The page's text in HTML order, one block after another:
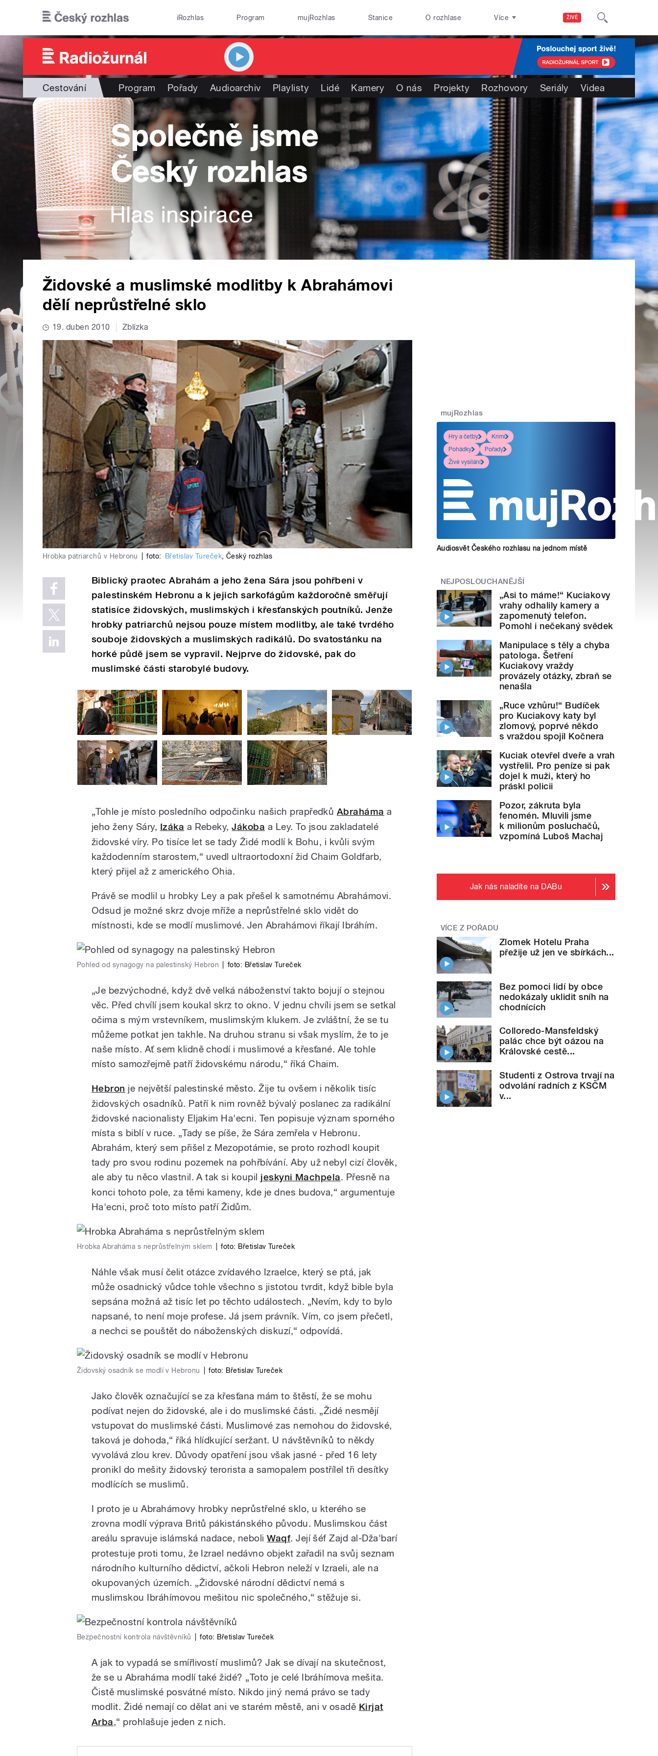
ŽIVĚ
iRozhlas Program mujRozhlas Stanice O rozhlase Více
Cestování Program Pořady Audioarchiv Playlisty Lidé Kamery O nás Projekty Rozhovory Seriály Videa
Židovské a muslimské modlitby k Abrahámovi
dělí neprůstřelné sklo
19. duben 2010 Zblízka
Hrobka patriarchů v Hebronu foto: Břetislav Tureček, Český rozhlas
Biblický praotec Abrahám a jeho žena Sára jsou pohřbeni v
palestinském Hebronu a k jejich sarkofágům každoročně směřují
statisíce židovských, muslimských i křesťanských poutníků. Jenže
hrobky patriarchů nejsou pouze místem modlitby, ale také tvrdého
souboje židovských a muslimských radikálů. Do svatostánku na
horké půdě jsem se vypravil. Nejprve do židovské, pak do
muslimské části starobylé budovy.
„Tohle je místo posledního odpočinku našich prapředků Abraháma a
jeho ženy Sáry, Izáka a Rebeky,Jákoba a Ley. To jsou zakladatelé
židovské víry. Po tisíce let se tady Židé modlí k Bohu, i kvůli svým
každodenním starostem,“ uvedl ultraortodoxní žid Chaim Goldfarb,
který přijel až z amerického Ohia.
Právě se modlil u hrobky Ley a pak přešel k samotnému Abrahámovi.
Odsud je možné skrz dvoje mříže a neprůstřelné sklo vidět do
místnosti, kde se modlí muslimové. Jen Abrahámovi říkají Ibráhím.
Pohled od synagogy na palestinský Hebron foto: Břetislav Tureček
„Je bezvýchodné, když dvě velká náboženství takto bojují o stejnou
věc. Před chvílí jsem koukal skrz to okno. V jednu chvíli jsem se setkal
očima s mým vrstevníkem, muslimským klukem. Je zvláštní, že se tu
můžeme potkat jen takhle. Na druhou stranu si však myslím, že to je
naše místo. Ať sem klidně chodí i muslimové a křesťané. Ale tohle
místo samozřejmě patří židovskému národu,“ říká Chaim.
Hebron je největší palestinské město. Žije tu ovšem i několik tisíc
židovských osadníků. Patří k nim rovněž bývalý poslanec za radikální
židovské nacionalisty Eljakim Ha'ecni. Ten popisuje význam sporného
místa s biblí v ruce. „Tady se píše, že Sára zemřela v Hebronu.
Abrahám, který sem přišel z Mezopotámie, se proto rozhodl koupit
tady pro svou rodinu pozemek na pohřbívání. Aby už nebyl cizí člověk,
ale aby tu něco vlastnil. A tak si koupil jeskyni Machpela. Přesně na
konci tohoto pole, za těmi kameny, kde je dnes budova,“ argumentuje
Ha'ecni, proč toto místo patří Židům.
Hrobka Abraháma s neprůstřelným sklem foto: Břetislav Tureček
Náhle však musí čelit otázce zvídavého Izraelce, který se ptá, jak
může osadnický vůdce tohle všechno s jistotou tvrdit, když bible byla
sepsána možná až tisíc let po těchto událostech. „Nevím, kdy to bylo
napsané, to není moje profese. Já jsem právník. Vím, co jsem přečetl,
a nechci se pouštět do náboženských diskuzí,“ odpovídá.
Židovský osadník se modlí v Hebronu foto: Břetislav Tureček
Jako člověk označující se za křesťana mám to štěstí, že se mohu
podívat nejen do židovské, ale i do muslimské části. „Židé nesmějí
vstupovat do muslimské části. Muslimové zas nemohou do židovské,
taková je dohoda,“ říká hlídkující seržant. U návštěvníků to někdy
vyvolává zlou krev. Důvody opatření jsou však jasné - před 16 lety
pronikl do mešity židovský terorista a samopalem postřílel tři desítky
modlících se muslimů.
I proto je u Abrahámovy hrobky neprůstřelné sklo, u kterého se
zrovna modlí výprava Britů pákistánského původu. Muslimskou část
areálu spravuje islámská nadace, neboliWaqf. Její šéf Zajd al-Dža'barí
protestuje proti tomu, že Izrael nedávno objekt zařadil na svůj seznam
národního kulturního dědictví, ačkoli Hebron neleží v Izraeli, ale na
okupovaných územích. „Židovské národní dědictví nemá s
muslimskou Ibráhímovou mešitou nic společného,“ stěžuje si.
Bezpečnostní kontrola návštěvníků foto: Břetislav Tureček
A jak to vypadá se smířlivostí muslimů? Jak se dívají na skutečnost,
že se u Abraháma modlí také židé? „Toto je celé Ibráhímova mešita.
Čistě muslimské posvátné místo. Nikdo jiný nemá právo se tady
modlit. Židé nemají co dělat ani ve starém městě, ani v osadě Kirjat
Arba,“ prohlašuje jeden z nich.
mujRozhlas
Hry a četby
Krimi
Pohádky
Pořady
Živé vysílání
Audiosvět Českého rozhlasu na jednom místě
NEJPOSLOUCHANĚJŠÍ
„Asi to máme!“ Kuciakovy
vrahy odhalily kamery a
zapomenutý telefon.
Pomohl i nečekaný svědek
Manipulace s těly a chyba
patologa. Šetření
Kuciakovy vraždy
provázely otázky, zbraň se
nenašla
„Ruce vzhůru!“ Budíček
pro Kuciakovy katy byl
zlomový, poprvé někdo
s vraždou spojil Kočnera
Kuciak otevřel dveře a vrah
vystřelil. Pro peníze si pak
dojel k muži, který ho
práskl policii
Pozor, zákruta byla
fenomén. Mluvili jsme
k milionům posluchačů,
vzpomíná Luboš Machaj
Jak nás naladíte na DABu
VÍCE Z POŘADU
Zlomek Hotelu Praha
přežije už jen ve sbírkách...
Bez pomoci lidí by obce
nedokázaly uklidit sníh na
chodnících
Colloredo-Mansfeldský
palác chce být oázou na
Královské cestě...
Studenti z Ostrova trvají na
odvolání radních z KSČM
v...